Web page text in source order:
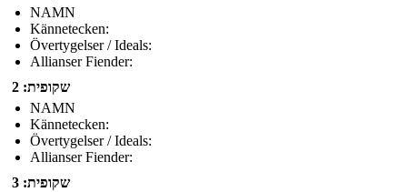
NAMN
Kännetecken:
Övertygelser / Ideals:
Allianser Fiender:
שקופית: 2
NAMN
Kännetecken:
Övertygelser / Ideals:
Allianser Fiender:
שקופית: 3